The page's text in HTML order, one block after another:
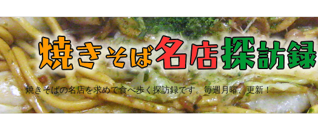
焼きそばの名店を求めて食べ歩く探訪録です。毎週月曜、更新！